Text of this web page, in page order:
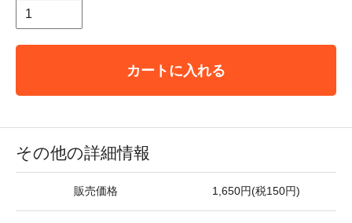
カートに入れる
その他の詳細情報
販売価格 1,650円(税150円)